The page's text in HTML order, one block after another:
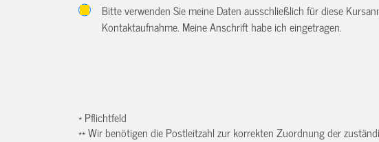
Bitte verwenden Sie meine Daten ausschließlich für diese
Kontaktaufnahme. Meine Anschrift habe ich eingetragen.
* Pflichtfeld
** Wir benötigen die Postleitzahl zur korrekten Zuordnung der